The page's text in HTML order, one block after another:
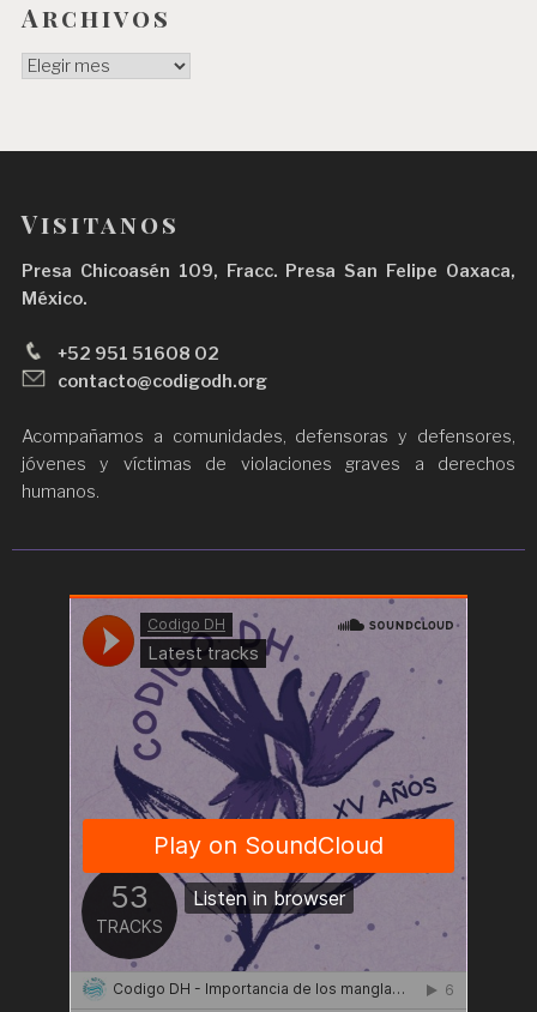
Archivos
Archivos
Visitanos
Presa Chicoasén 109, Fracc. Presa San Felipe Oaxaca,
México.
+52 951 51608 02
contacto@codigodh.org
Acompañamos a comunidades, defensoras y defensores,
jóvenes y víctimas de violaciones graves a derechos
humanos.